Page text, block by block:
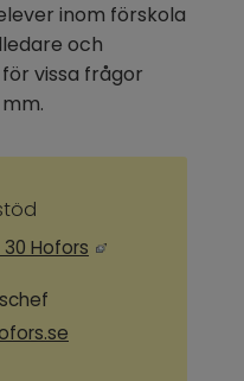
inom förskola
och
vissa frågor
30 Hofors Länk till annan